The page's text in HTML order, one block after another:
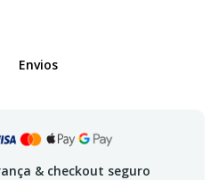
Envios
& checkout seguro